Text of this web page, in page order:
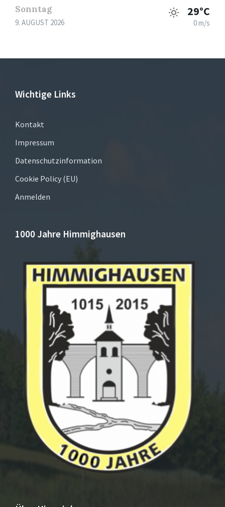
Sonntag
9. AUGUST 2026
29°C
0 m/s
Wichtige Links
Kontakt
Impressum
Datenschutzinformation
Cookie Policy (EU)
Anmelden
1000 Jahre Himmighausen